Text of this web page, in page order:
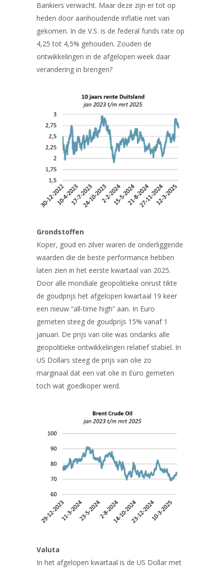
Bankiers verwacht. Maar deze zijn er tot op
heden door aanhoudende inflatie niet van
gekomen. In de V.S. is de federal funds rate op
4,25 tot 4,5% gehouden. Zouden de
ontwikkelingen in de afgelopen week daar
verandering in brengen?
Grondstoffen
Koper, goud en zilver waren de onderliggende
waarden die de beste performance hebben
laten zien in het eerste kwartaal van 2025.
Door alle mondiale geopolitieke onrust tikte
de goudprijs het afgelopen kwartaal 19 keer
een nieuw “all-time high” aan. In Euro
gemeten steeg de goudprijs 15% vanaf 1
januari. De prijs van olie was ondanks alle
geopolitieke ontwikkelingen relatief stabiel. In
US Dollars steeg de prijs van olie zo
marginaal dat een vat olie in Euro gemeten
toch wat goedkoper werd.
Valuta
In het afgelopen kwartaal is de US Dollar met